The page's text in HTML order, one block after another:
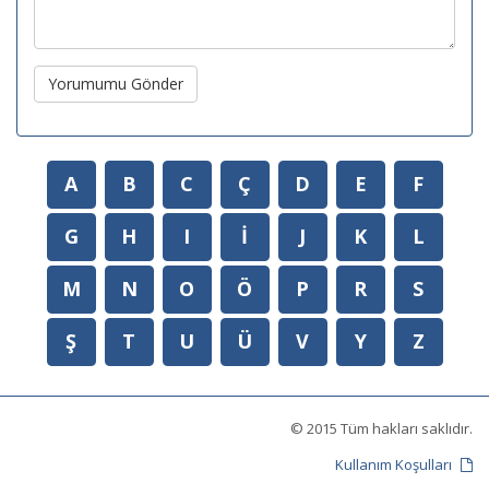
Yorumumu Gönder
A B C Ç D E
F
G
H I İ J K
L
M
N O Ö P R
S
Ş
T U Ü V Y Z
© 2015 Tüm hakları saklıdır.
Kullanım Koşulları